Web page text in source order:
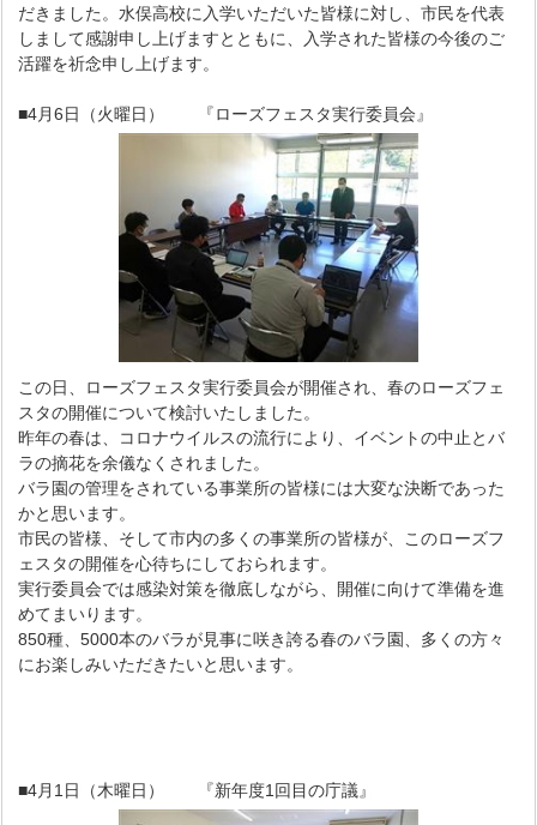
だきました。水俣高校に入学いただいた皆様に対し、市民を代表
しまして感謝申し上げますとともに、入学された皆様の今後のご
活躍を祈念申し上げます。
■4月6日（火曜日） 『ローズフェスタ実行委員会』
この日、ローズフェスタ実行委員会が開催され、春のローズフェ
スタの開催について検討いたしました。
昨年の春は、コロナウイルスの流行により、イベントの中止とバ
ラの摘花を余儀なくされました。
バラ園の管理をされている事業所の皆様には大変な決断であった
かと思います。
市民の皆様、そして市内の多くの事業所の皆様が、このローズフ
ェスタの開催を心待ちにしておられます。
実行委員会では感染対策を徹底しながら、開催に向けて準備を進
めてまいります。
850種、5000本のバラが見事に咲き誇る春のバラ園、多くの方々
にお楽しみいただきたいと思います。
■4月1日（木曜日） 『新年度1回目の庁議』